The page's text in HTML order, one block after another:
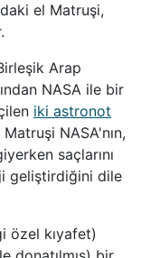
el Matruşi,
Arap
NASA ile bir
iki astronot
NASA'nın,
saçlarını
geliştirdiğini dile
özel kıyafet)